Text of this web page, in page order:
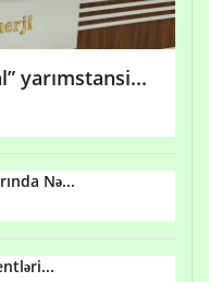
yarımstansi...
Nə...